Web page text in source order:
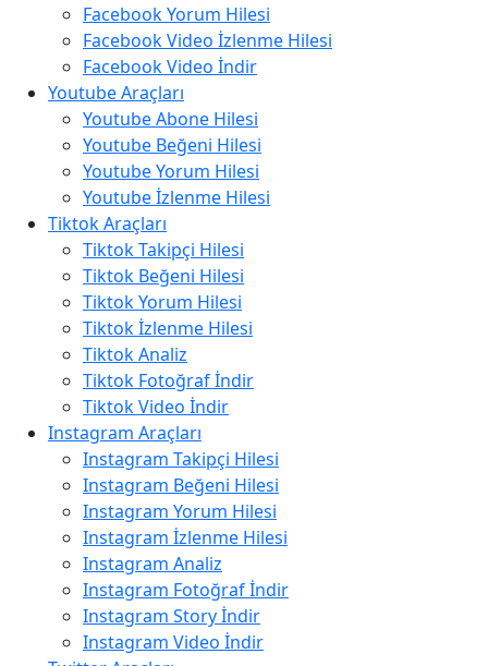
Facebook Yorum Hilesi
Facebook Video İzlenme Hilesi
Facebook Video İndir
Youtube Araçları
Youtube Abone Hilesi
Youtube Beğeni Hilesi
Youtube Yorum Hilesi
Youtube İzlenme Hilesi
Tiktok Araçları
Tiktok Takipçi Hilesi
Tiktok Beğeni Hilesi
Tiktok Yorum Hilesi
Tiktok İzlenme Hilesi
Tiktok Analiz
Tiktok Fotoğraf İndir
Tiktok Video İndir
Instagram Araçları
Instagram Takipçi Hilesi
Instagram Beğeni Hilesi
Instagram Yorum Hilesi
Instagram İzlenme Hilesi
Instagram Analiz
Instagram Fotoğraf İndir
Instagram Story İndir
Instagram Video İndir